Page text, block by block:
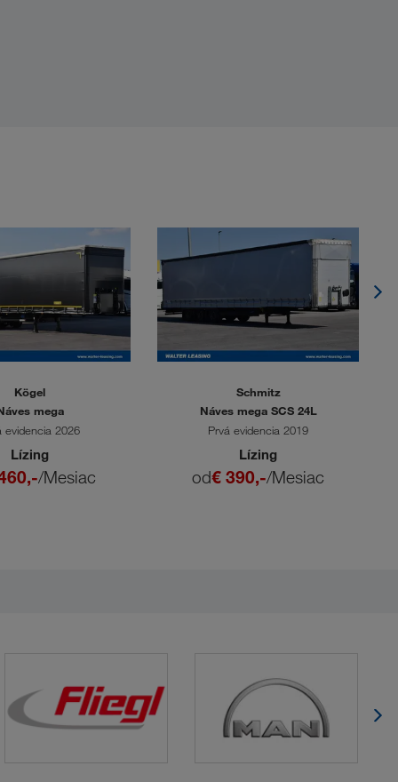
Kögel
mega
evidencia 2026
Lízing
/Mesiac
Schmitz
Náves mega SCS 24L
Prvá evidencia 2019
Lízing
od€ 390,-/Mesiac